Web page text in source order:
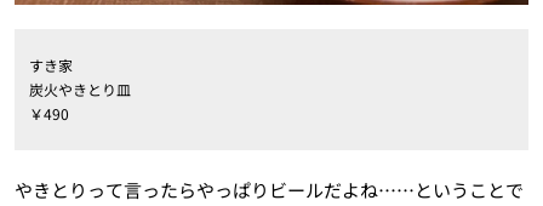
すき家
炭火やきとり皿
￥490
やきとりって言ったらやっぱりビールだよね……ということで